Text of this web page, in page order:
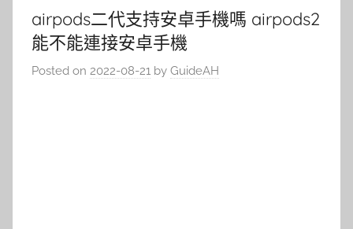
airpods二代支持安卓手機嗎 airpods2
能不能連接安卓手機
Posted on 2022-08-21 by GuideAH